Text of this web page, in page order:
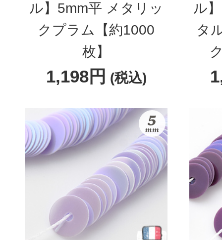
ル】5mm平 メタリッ
クプラム【約1000
枚】
1,198円 (税込)
ル
タ